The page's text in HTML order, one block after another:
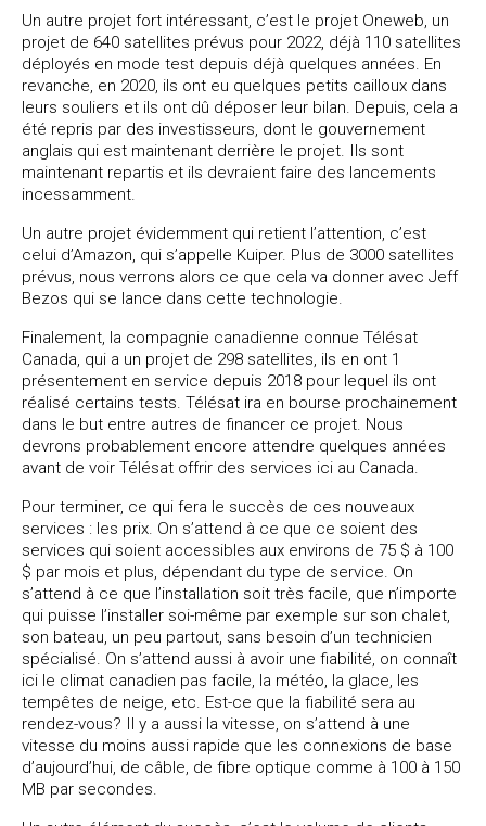
Un autre projet fort intéressant, c’est le projet Oneweb, un
projet de 640 satellites prévus pour 2022, déjà 110 satellites
déployés en mode test depuis déjà quelques années. En
revanche, en 2020, ils ont eu quelques petits cailloux dans
leurs souliers et ils ont dû déposer leur bilan. Depuis, cela a
été repris par des investisseurs, dont le gouvernement
anglais qui est maintenant derrière le projet. Ils sont
maintenant repartis et ils devraient faire des lancements
incessamment.
Un autre projet évidemment qui retient l’attention, c’est
celui d’Amazon, qui s’appelle Kuiper. Plus de 3000 satellites
prévus, nous verrons alors ce que cela va donner avec Jeff
Bezos qui se lance dans cette technologie.
Finalement, la compagnie canadienne connue Télésat
Canada, qui a un projet de 298 satellites, ils en ont 1
présentement en service depuis 2018 pour lequel ils ont
réalisé certains tests. Télésat ira en bourse prochainement
dans le but entre autres de financer ce projet. Nous
devrons probablement encore attendre quelques années
avant de voir Télésat offrir des services ici au Canada.
Pour terminer, ce qui fera le succès de ces nouveaux
services : les prix. On s’attend à ce que ce soient des
services qui soient accessibles aux environs de 75 $ à 100
$ par mois et plus, dépendant du type de service. On
s’attend à ce que l’installation soit très facile, que n’importe
qui puisse l’installer soi-même par exemple sur son chalet,
son bateau, un peu partout, sans besoin d’un technicien
spécialisé. On s’attend aussi à avoir une fiabilité, on connaît
ici le climat canadien pas facile, la météo, la glace, les
tempêtes de neige, etc. Est-ce que la fiabilité sera au
rendez-vous? Il y a aussi la vitesse, on s’attend à une
vitesse du moins aussi rapide que les connexions de base
d’aujourd’hui, de câble, de fibre optique comme à 100 à 150
MB par secondes.